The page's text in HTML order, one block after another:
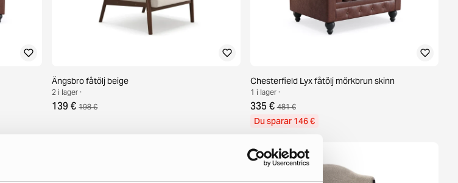
Ängsbro fåtölj beige
2 i lager ·
139 € 198 €
Chesterfield Lyx fåtölj mörkbrun skinn
1 i lager ·
335 € 481 €
Du sparar 146 €